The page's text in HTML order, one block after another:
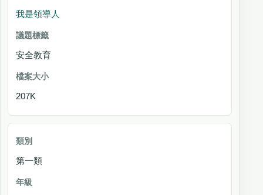
我是領導人
安全教育
207K
第一類